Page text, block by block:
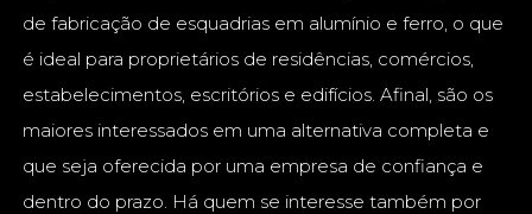
de fabricação de esquadrias em alumínio e ferro, o que
é ideal para proprietários de residências, comércios,
estabelecimentos, escritórios e edifícios. Afinal, são os
maiores interessados em uma alternativa completa e
que seja oferecida por uma empresa de confiança e
dentro do prazo. Há quem se interesse também por